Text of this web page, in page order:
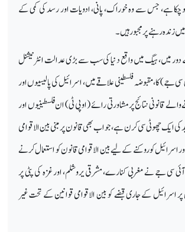
چکا ہے، جس سے وہ خوراک، پانی، ادویات اور رسد کی کمی کے
زندہ رہنے پر مجبور ہیں۔
دور میں، ہیگ میں واقع دنیا کی سب سے بڑی عدالت انٹرنیشنل
کا، مقبوضہ فلسطینی علاقے میں، اسرائیل کی پالیسیوں اور
قانونی نتائج پر مشاورتی رائے (او پی ٹی) ان فلسطینیوں اور
ایک چھوٹی سی کرن ہے، جو اب بھی قانون پر مبنی بین الاقوامی
اسرائیل کو روکنے کے لیے بین الاقوامی قانون کو استعمال کرنے
سی جے نے مغربی کنارے، مشرقی یروشلم، اور غزہ کی پٹی پر
اسرائیل کے جاری قبضے کو بین الاقوامی قوانین کے تحت غیر